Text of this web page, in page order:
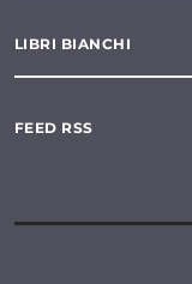
LIBRI BIANCHI
FEED RSS